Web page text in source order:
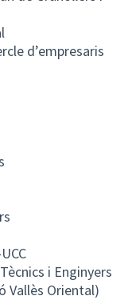
d’empresaris
i Enginyers
Vallès Oriental)